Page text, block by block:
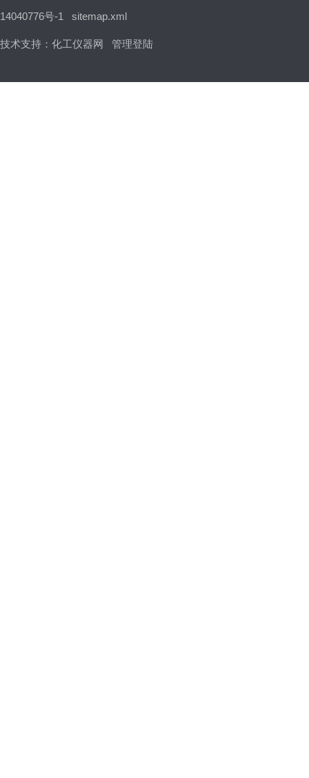
14040776号-1 sitemap.xml
技术支持： 化工仪器网 管理登陆